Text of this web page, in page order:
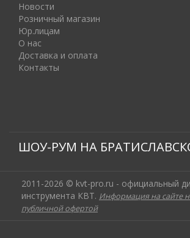
Новости
Розничный магазин
Юр.лицам
О нас
Доставка и оплата
Контакты
ШОУ-РУМ НА
2011-2026 © kvt-pro.ru - официальный
инструмента КВТ. Информация на сайте
публичной офертой